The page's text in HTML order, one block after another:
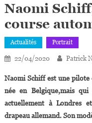
Naomi
course
Actualités Portrait
22/04/2020 Patrick
Naomi Schiff est une pilote
née en Belgique,mais
actuellement à Londres
drapeau allemand. Son